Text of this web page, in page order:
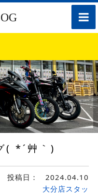
toggle
( *´艸｀)
投稿日： 2024.04.10
大分店スタッ